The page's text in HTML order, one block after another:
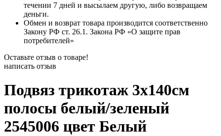
течении 7 дней и высылаем другую, либо возвращаем
деньги.
Обмен и возврат товара производится соответственно
Закону РФ ст. 26.1. Закона РФ «О защите прав
потребителей»
Оставьте отзыв о товаре!
написать отзыв
Подвяз трикотаж 3х140см
полосы белый/зеленый
2545006 цвет Белый